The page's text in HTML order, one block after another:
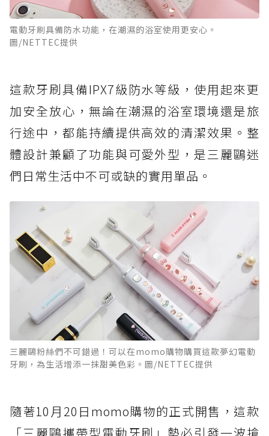
電動牙刷具備防水功能，在潮濕的浴室使用更安心。
圖/NETTEC提供
這款牙刷具備IPX7級防水等級，使用起來更
加安全放心，無論在潮濕的浴室環境還是旅
行途中，都能持續提供高效的清潔效果。整
體設計兼顧了功能與可愛外型，是三麗鷗迷
們日常生活中不可或缺的實用單品。
三麗鷗粉絲們不可錯過！可以在momo購物購買這款夢幻電動
牙刷，為生活增添一抹甜美色彩。圖/NETTEC提供
隨著10月20日momo購物的正式開售，這款